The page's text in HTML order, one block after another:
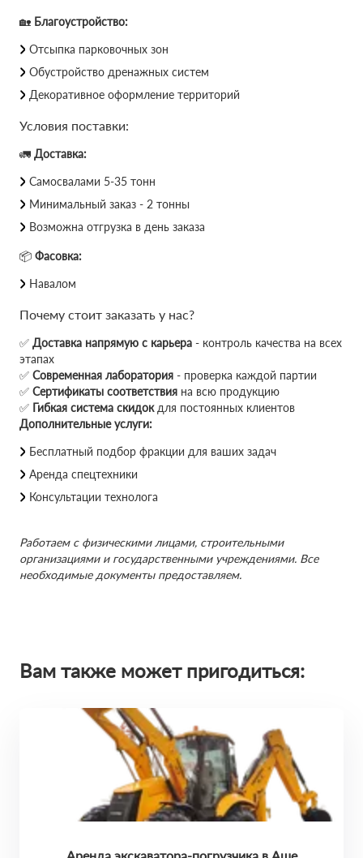
🏡 Благоустройство:
Отсыпка парковочных зон
Обустройство дренажных систем
Декоративное оформление территорий
Условия поставки:
🚛 Доставка:
Самосвалами 5-35 тонн
Минимальный заказ - 2 тонны
Возможна отгрузка в день заказа
📦 Фасовка:
Навалом
Почему стоит заказать у нас?
✅ Доставка напрямую с карьера - контроль качества на всех
этапах
✅ Современная лаборатория - проверка каждой партии
✅ Сертификаты соответствия на всю продукцию
✅ Гибкая система скидокдля постоянных клиентов
Дополнительные услуги:
Бесплатный подбор фракции для ваших задач
Аренда спецтехники
Консультации технолога
Работаем с физическими лицами, строительными
организациями и государственными учреждениями. Все
необходимые документы предоставляем.
Вам также может пригодиться: